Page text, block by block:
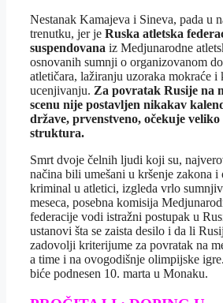
Nestanak Kamajeva i Sineva, pada u
trenutku, jer je Ruska atletska
suspendovana iz Medjunarodne
osnovanih sumnji o organizovanom
atletičara, lažiranju uzoraka mokraće
ucenjivanju. Za povratak Rusije na
scenu nije postavljen nikakav
države, prvenstveno, očekuje veliko
struktura.
Smrt dvoje čelnih ljudi koji su,
načina bili umešani u kršenje zakona i
kriminal u atletici, izgleda vrlo
meseca, posebna komisija
federacije vodi istražni postupak u
ustanovi šta se zaista desilo i da li
zadovolji kriterijume za povratak na
a time i na ovogodišnje olimpijske
biće podnesen 10. marta u Monaku.